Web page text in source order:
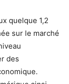
quelque 1,2
sur le marché
des